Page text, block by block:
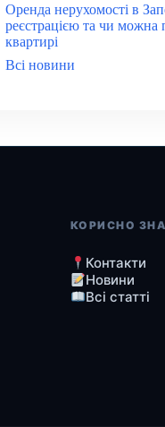
Оренда нерухомості в
реєстрацією та чи можна
квартирі
Всі новини
КОРИСНО
Контакти
Новини
Всі статті